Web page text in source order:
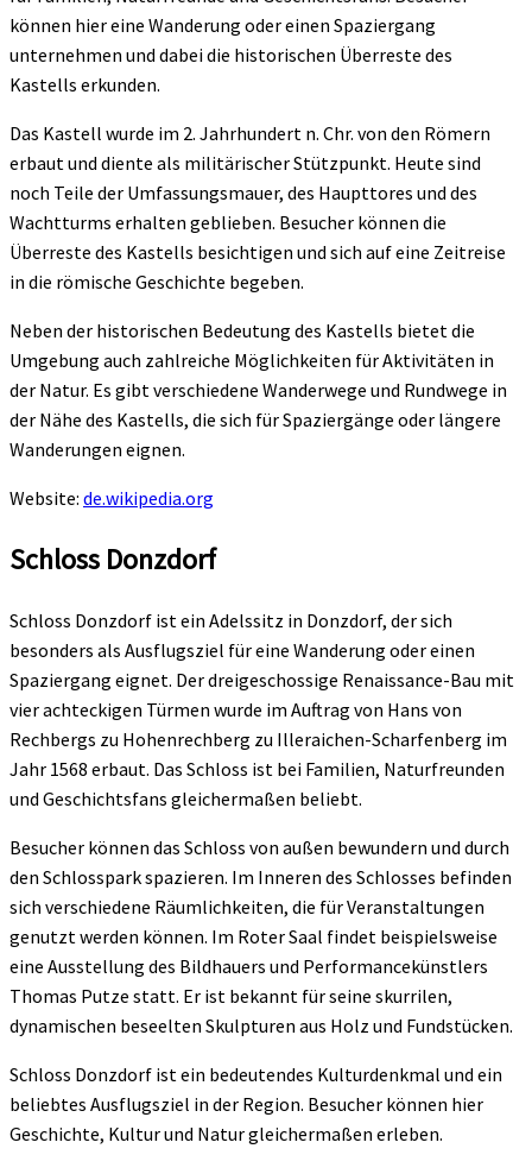
können hier eine Wanderung oder einen Spaziergang
unternehmen und dabei die historischen Überreste des
Kastells erkunden.
Das Kastell wurde im 2. Jahrhundert n. Chr. von den Römern
erbaut und diente als militärischer Stützpunkt. Heute sind
noch Teile der Umfassungsmauer, des Haupttores und des
Wachtturms erhalten geblieben. Besucher können die
Überreste des Kastells besichtigen und sich auf eine Zeitreise
in die römische Geschichte begeben.
Neben der historischen Bedeutung des Kastells bietet die
Umgebung auch zahlreiche Möglichkeiten für Aktivitäten in
der Natur. Es gibt verschiedene Wanderwege und Rundwege in
der Nähe des Kastells, die sich für Spaziergänge oder längere
Wanderungen eignen.
Website: de.wikipedia.org
Schloss Donzdorf
Schloss Donzdorf ist ein Adelssitz in Donzdorf, der sich
besonders als Ausflugsziel für eine Wanderung oder einen
Spaziergang eignet. Der dreigeschossige Renaissance-Bau mit
vier achteckigen Türmen wurde im Auftrag von Hans von
Rechbergs zu Hohenrechberg zu Illeraichen-Scharfenberg im
Jahr 1568 erbaut. Das Schloss ist bei Familien, Naturfreunden
und Geschichtsfans gleichermaßen beliebt.
Besucher können das Schloss von außen bewundern und durch
den Schlosspark spazieren. Im Inneren des Schlosses befinden
sich verschiedene Räumlichkeiten, die für Veranstaltungen
genutzt werden können. Im Roter Saal findet beispielsweise
eine Ausstellung des Bildhauers und Performancekünstlers
Thomas Putze statt. Er ist bekannt für seine skurrilen,
dynamischen beseelten Skulpturen aus Holz und Fundstücken.
Schloss Donzdorf ist ein bedeutendes Kulturdenkmal und ein
beliebtes Ausflugsziel in der Region. Besucher können hier
Geschichte, Kultur und Natur gleichermaßen erleben.